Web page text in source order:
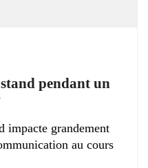
pendant un
impacte grandement
au cours